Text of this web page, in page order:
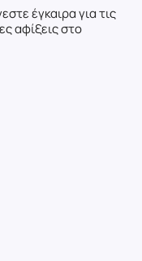
έγκαιρα για τις
αφίξεις στο